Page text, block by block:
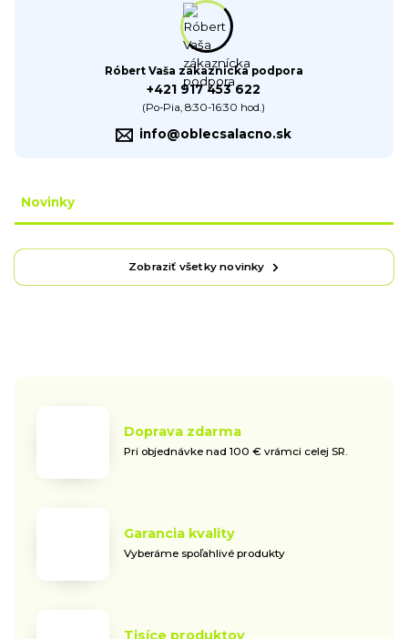
Róbert Vaša zákaznícka podpora
+421 917 453 622
(Po-Pia, 8:30-16:30 hod.)
info@oblecsalacno.sk
Novinky
Zobraziť všetky novinky
Doprava zdarma
Pri objednávke nad 100 € vrámci celej SR.
Garancia kvality
Vyberáme spoľahlivé produkty
Tisíce produktov